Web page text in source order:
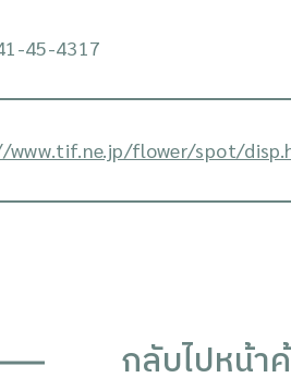
45-4317
flower/spot/
กลับไปหน้า